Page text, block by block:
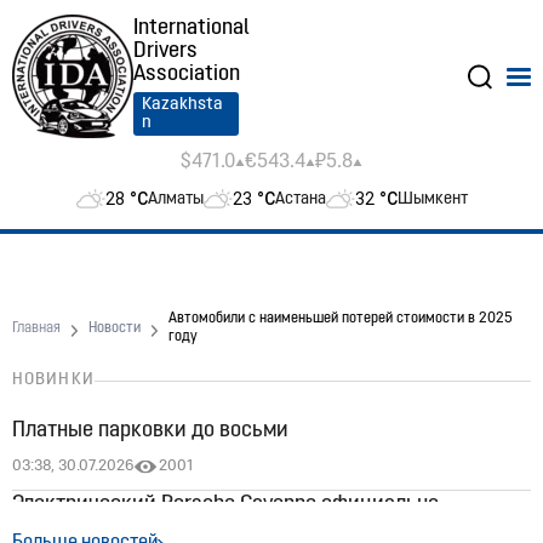
International
Drivers
Association
Kazakhsta
n
$471.0 €543.4 ₽5.8
28 °CАлматы 23 °CАстана 32 °CШымкент
Главная Новости
Автомобили с наименьшей потерей стоимости в 2025
году
НОВИНКИ
Платные парковки до восьми
03:38, 30.07.2026 2001
Электрический Porsche Cayenne официально
появился в Казахстане: цены стартуют от 60 млн